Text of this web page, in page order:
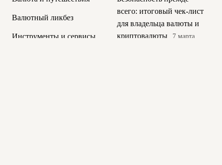
Валютный ликбез
Инструменты и сервисы
всего: итоговый чек-лист
для владельца валюты и
криптовалюты
7 марта,